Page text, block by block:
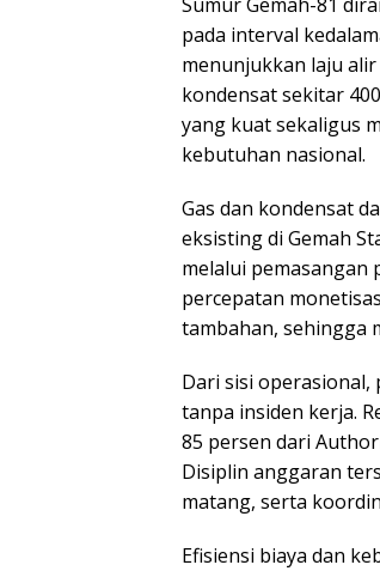
pada interval
menunjukkan laju
kondensat sekitar
yang kuat sekaligus
kebutuhan nasional.
Gas dan kondensat
eksisting di Gemah
melalui pemasangan
percepatan
tambahan, sehingga
Dari sisi operasional,
tanpa insiden kerja.
85 persen dari
Disiplin anggaran
matang, serta
Efisiensi biaya dan